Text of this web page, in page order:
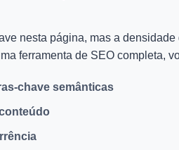
nesta página, mas a
ferramenta de SEO completa,
chave semânticas